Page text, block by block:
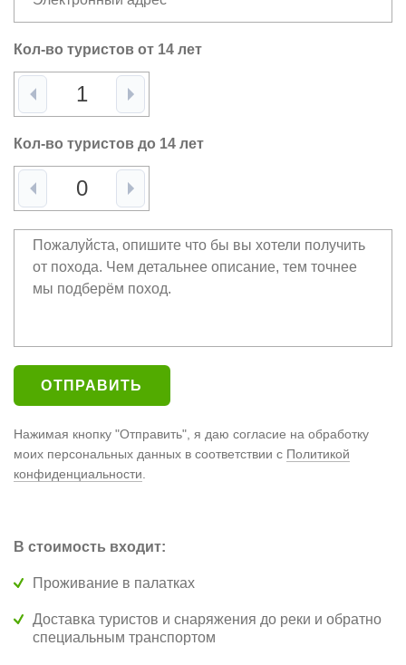
Кол-во туристов от 14 лет
Кол-во туристов до 14 лет
Нажимая кнопку "Отправить", я даю согласие на обработку
моих персональных данных в соответствии с Политикой
конфиденциальности
В стоимость входит:
Проживание в палатках
Доставка туристов и снаряжения до реки и обратно
специальным транспортом